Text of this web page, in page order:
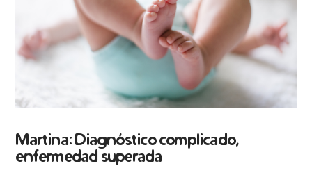
Martina: Diagnóstico complicado,
enfermedad superada